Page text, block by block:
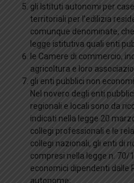
gli Istituti autonomi per
territoriali per l’edilizia
comunque denominate,
legge istitutiva quali enti
le Camere di commercio,
agricoltura e loro
gli enti pubblici non
Nel novero degli enti
regionali e locali sono da
indicati nella legge 20
collegi professionali e le
collegi nazionali, gli enti di
compresi nella legge n. 70/
economici dipendenti dalle
autonome;